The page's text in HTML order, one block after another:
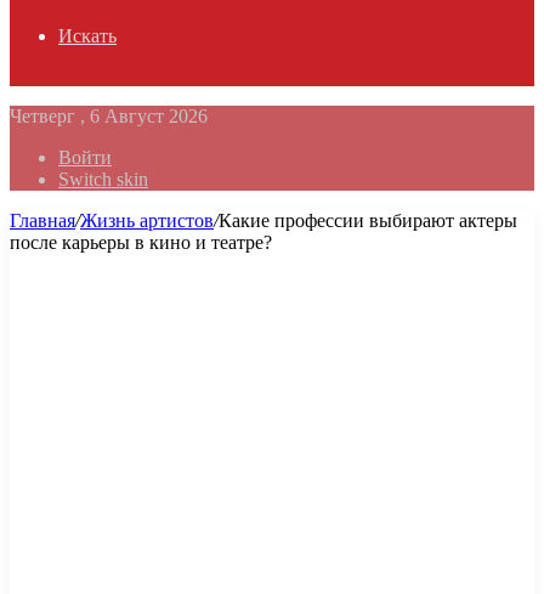
Искать
Четверг , 6 Август 2026
Войти
Switch skin
Главная/Жизнь артистов/Какие профессии выбирают актеры
после карьеры в кино и театре?